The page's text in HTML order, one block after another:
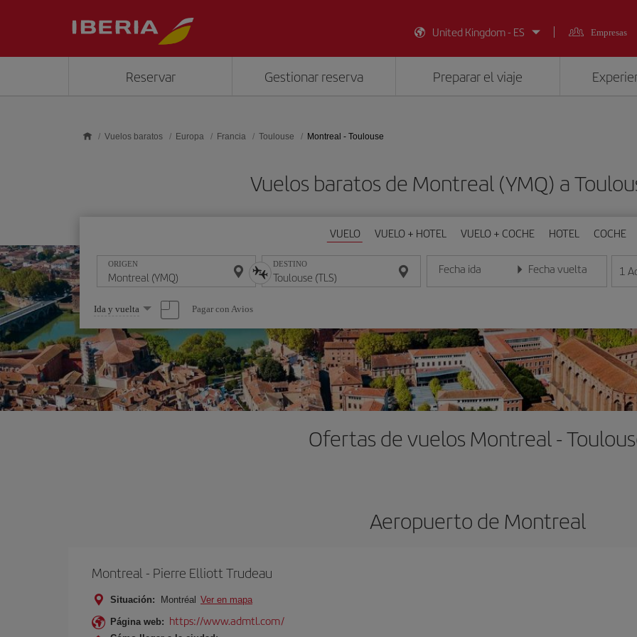
United Kingdom - ES
Empresas
Reservar Gestionar reserva Preparar el viaje
Vuelos baratos Europa Francia Toulouse Montreal - Toulouse
Vuelos baratos de Montreal (YMQ) a
VUELO VUELO + HOTEL VUELO + COCHE HOTEL COCHE
ORIGEN DESTINO Fecha ida
Introduce la fecha en formato día/mes/año
Fecha vuelta
Introduce la fecha en 1
Seleccione
una
opción
Ida y vuelta Pagar con Avios
Ofertas de vuelos Montreal -
Aeropuerto de Montreal
Montreal - Pierre Elliott Trudeau
Situación: Montréal Ver en mapa
Página web: https://www.admtl.com/